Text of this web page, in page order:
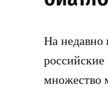
На недавно
множество